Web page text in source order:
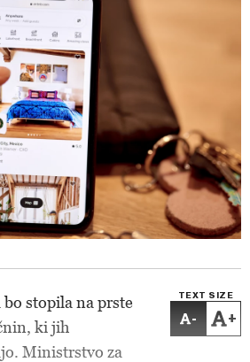
TEXT SIZE
- +
stopila na prste
ki jih
Ministrstvo za